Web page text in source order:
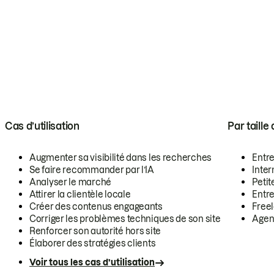
Cas d’utilisation
Augmenter sa visibilité dans les recherches
Se faire recommander par l’IA
Analyser le marché
Attirer la clientèle locale
Créer des contenus engageants
Corriger les problèmes techniques de son site
Renforcer son autorité hors site
Élaborer des stratégies clients
Voir tous les cas d’utilisation
Par taille